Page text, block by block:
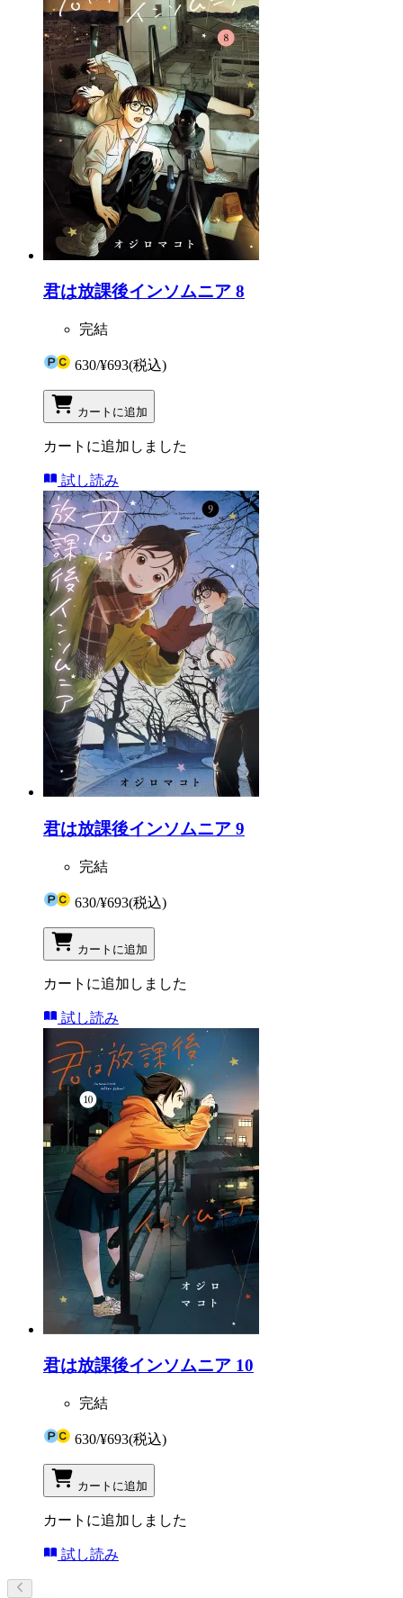
君は放課後インソムニア 8
完結
630/¥693(税込)
カートに追加
カートに追加しました
試し読み
君は放課後インソムニア 9
完結
630/¥693(税込)
カートに追加
カートに追加しました
試し読み
君は放課後インソムニア 10
完結
630/¥693(税込)
カートに追加
カートに追加しました
試し読み